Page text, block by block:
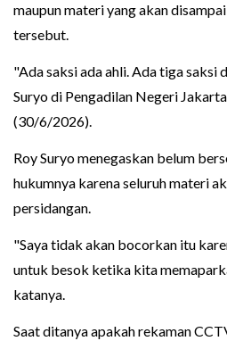
maupun materi yang akan
tersebut.
"Ada saksi ada ahli. Ada tiga saksi
Suryo di Pengadilan Negeri Jakarta
(30/6/2026).
Roy Suryo menegaskan belum
hukumnya karena seluruh materi
persidangan.
"Saya tidak akan bocorkan itu
untuk besok ketika kita
katanya.
Saat ditanya apakah rekaman